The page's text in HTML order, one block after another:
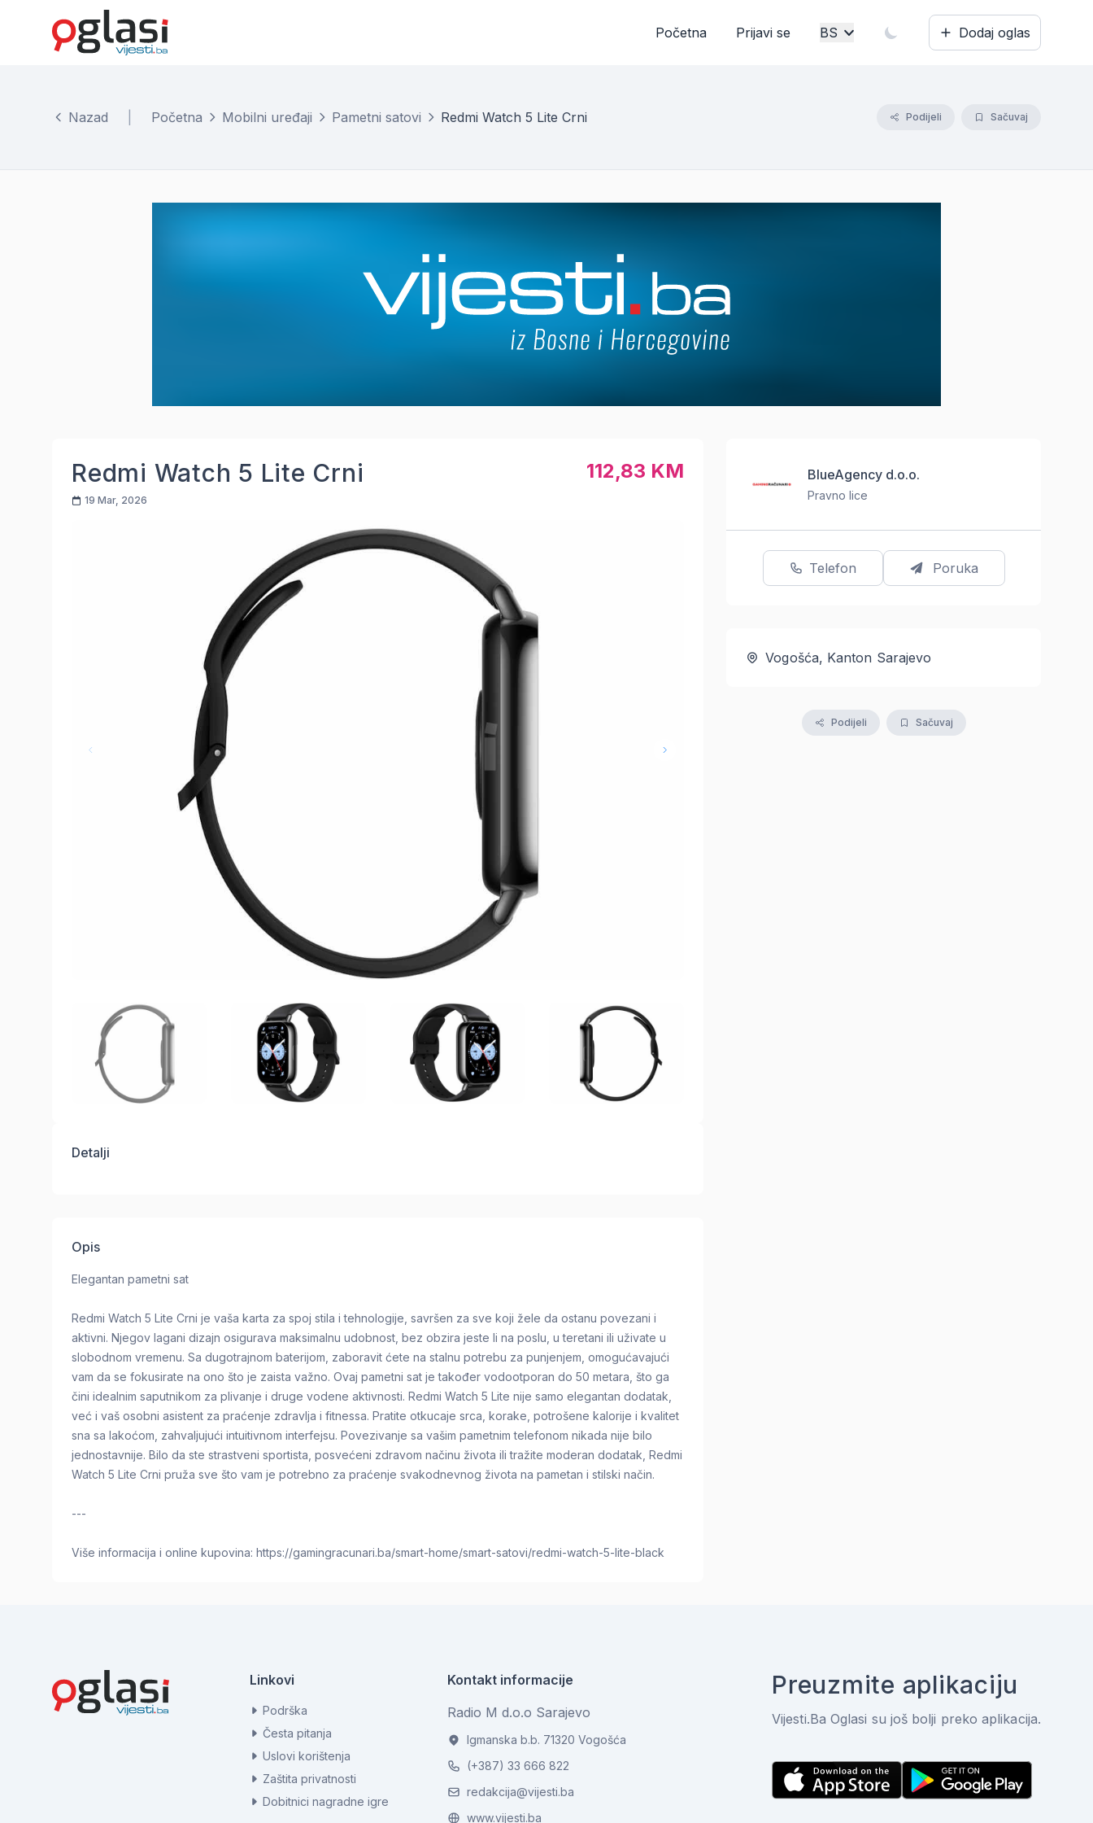
Početna Prijavi se BS Dodaj oglas
Nazad Početna Mobilni uređaji Pametni satovi Redmi Watch 5 Lite Crni Podijeli Sačuvaj
Redmi Watch 5 Lite Crni
19 Mar, 2026
112,83 KM
Detalji
Opis
Elegantan pametni sat
Redmi Watch 5 Lite Crni je vaša karta za spoj stila i tehnologije, savršen za sve koji žele da ostanu povezani i
aktivni. Njegov lagani dizajn osigurava maksimalnu udobnost, bez obzira jeste li na poslu, u teretani ili uživate u
slobodnom vremenu. Sa dugotrajnom baterijom, zaboravit ćete na stalnu potrebu za punjenjem, omogućavajući
vam da se fokusirate na ono što je zaista važno. Ovaj pametni sat je također vodootporan do 50 metara, što ga
čini idealnim saputnikom za plivanje i druge vodene aktivnosti. Redmi Watch 5 Lite nije samo elegantan dodatak,
već i vaš osobni asistent za praćenje zdravlja i fitnessa. Pratite otkucaje srca, korake, potrošene kalorije i kvalitet
sna sa lakoćom, zahvaljujući intuitivnom interfejsu. Povezivanje sa vašim pametnim telefonom nikada nije bilo
jednostavnije. Bilo da ste strastveni sportista, posvećeni zdravom načinu života ili tražite moderan dodatak, Redmi
Watch 5 Lite Crni pruža sve što vam je potrebno za praćenje svakodnevnog života na pametan i stilski način.
---
Više informacija i online kupovina: https://gamingracunari.ba/smart-home/smart-satovi/redmi-watch-5-lite-black
BlueAgency d.o.o.
Pravno lice
Telefon Poruka
Vogošća, Kanton Sarajevo
Podijeli Sačuvaj
Linkovi
Podrška
Česta pitanja
Uslovi korištenja
Zaštita privatnosti
Dobitnici nagradne igre
Kontakt informacije
Radio M d.o.o Sarajevo
Igmanska b.b. 71320 Vogošća
(+387) 33 666 822
redakcija@vijesti.ba
www.vijesti.ba
Preuzmite aplikaciju
Vijesti.Ba Oglasi su još bolji preko aplikacija.